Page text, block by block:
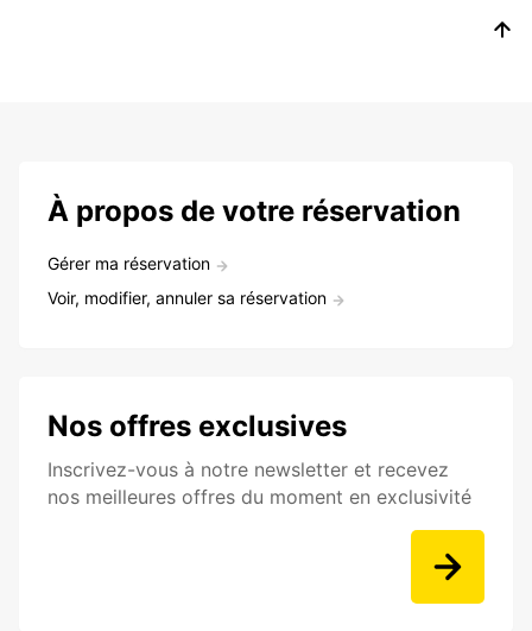
À propos de votre réservation
Gérer ma réservation
Voir, modifier, annuler sa réservation
Nos offres exclusives
Inscrivez-vous à notre newsletter et recevez
nos meilleures offres du moment en exclusivité